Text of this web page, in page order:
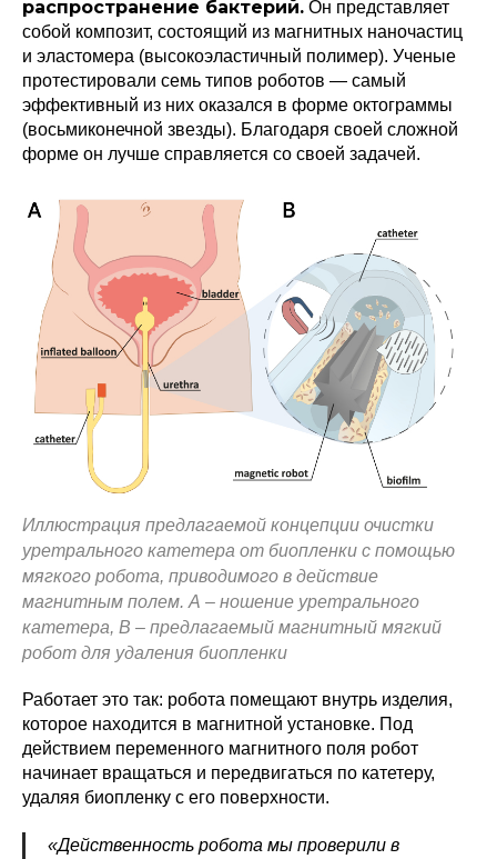
распространение бактерий. Он представляет
собой композит, состоящий из магнитных наночастиц
и эластомера (высокоэластичный полимер). Ученые
протестировали семь типов роботов — самый
эффективный из них оказался в форме октограммы
(восьмиконечной звезды). Благодаря своей сложной
форме он лучше справляется со своей задачей.
Иллюстрация предлагаемой концепции очистки
уретрального катетера от биопленки с помощью
мягкого робота, приводимого в действие
магнитным полем. А – ношение уретрального
катетера, В – предлагаемый магнитный мягкий
робот для удаления биопленки
Работает это так: робота помещают внутрь изделия,
которое находится в магнитной установке. Под
действием переменного магнитного поля робот
начинает вращаться и передвигаться по катетеру,
удаляя биопленку с его поверхности.
«Действенность робота мы проверили в